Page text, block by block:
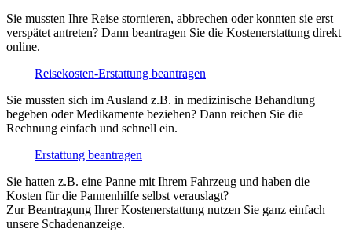
Sie mussten Ihre Reise stornieren, abbrechen oder konnten sie erst
verspätet antreten? Dann beantragen Sie die Kostenerstattung direkt
online.
Reisekosten-Erstattung beantragen
Sie mussten sich im Ausland z.B. in medizinische Behandlung
begeben oder Medikamente beziehen? Dann reichen Sie die
Rechnung einfach und schnell ein.
Erstattung beantragen
Sie hatten z.B. eine Panne mit Ihrem Fahrzeug und haben die
Kosten für die Pannenhilfe selbst verauslagt?
Zur Beantragung Ihrer Kostenerstattung nutzen Sie ganz einfach
unsere Schadenanzeige.